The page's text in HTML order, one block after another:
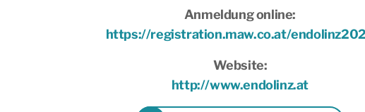
Anmeldung online:
https://registration.maw.co.at/
Website:
http://www.endolinz.at